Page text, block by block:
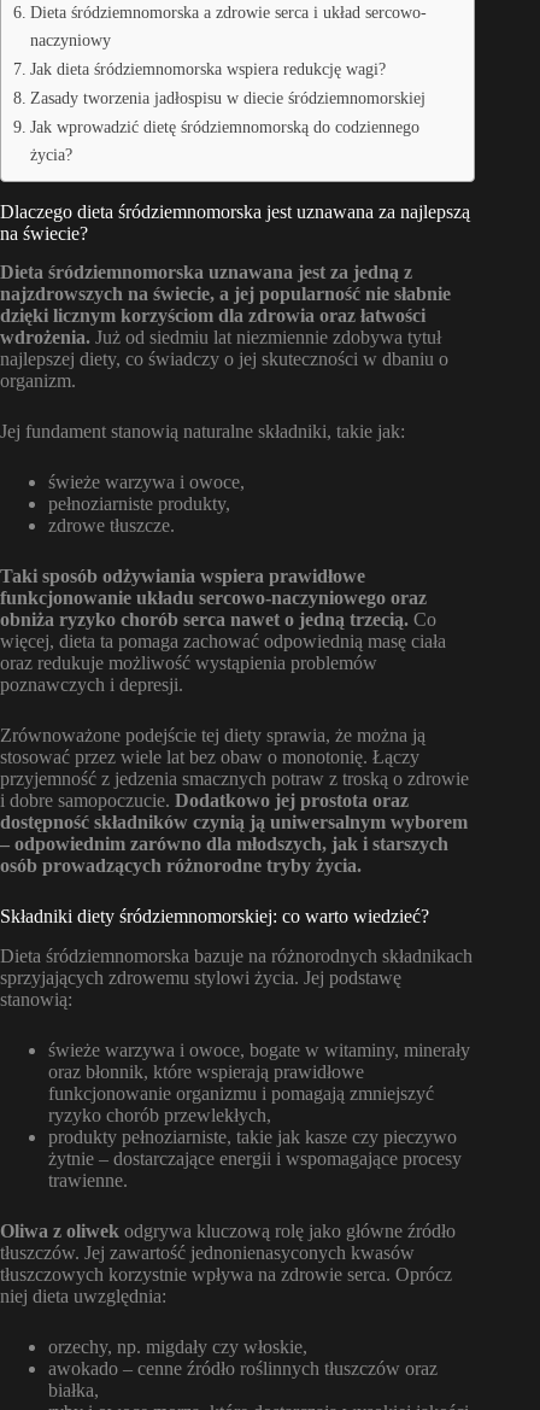
Dieta śródziemnomorska a zdrowie serca i układ sercowo-
naczyniowy
Jak dieta śródziemnomorska wspiera redukcję wagi?
Zasady tworzenia jadłospisu w diecie śródziemnomorskiej
Jak wprowadzić dietę śródziemnomorską do codziennego
życia?
Dlaczego dieta śródziemnomorska jest uznawana za najlepszą
na świecie?
Dieta śródziemnomorska uznawana jest za jedną z
najzdrowszych na świecie, a jej popularność nie słabnie
dzięki licznym korzyściom dla zdrowia oraz łatwości
wdrożenia. Już od siedmiu lat niezmiennie zdobywa tytuł
najlepszej diety, co świadczy o jej skuteczności w dbaniu o
organizm.
Jej fundament stanowią naturalne składniki, takie jak:
świeże warzywa i owoce,
pełnoziarniste produkty,
zdrowe tłuszcze.
Taki sposób odżywiania wspiera prawidłowe
funkcjonowanie układu sercowo-naczyniowego oraz
obniża ryzyko chorób serca nawet o jedną trzecią. Co
więcej, dieta ta pomaga zachować odpowiednią masę ciała
oraz redukuje możliwość wystąpienia problemów
poznawczych i depresji.
Zrównoważone podejście tej diety sprawia, że można ją
stosować przez wiele lat bez obaw o monotonię. Łączy
przyjemność z jedzenia smacznych potraw z troską o zdrowie
i dobre samopoczucie. Dodatkowo jej prostota oraz
dostępność składników czynią ją uniwersalnym wyborem
– odpowiednim zarówno dla młodszych, jak i starszych
osób prowadzących różnorodne tryby życia.
Składniki diety śródziemnomorskiej: co warto wiedzieć?
Dieta śródziemnomorska bazuje na różnorodnych składnikach
sprzyjających zdrowemu stylowi życia. Jej podstawę
stanowią:
świeże warzywa i owoce, bogate w witaminy, minerały
oraz błonnik, które wspierają prawidłowe
funkcjonowanie organizmu i pomagają zmniejszyć
ryzyko chorób przewlekłych,
produkty pełnoziarniste, takie jak kasze czy pieczywo
żytnie – dostarczające energii i wspomagające procesy
trawienne.
Oliwa z oliwek odgrywa kluczową rolę jako główne źródło
tłuszczów. Jej zawartość jednonienasyconych kwasów
tłuszczowych korzystnie wpływa na zdrowie serca. Oprócz
niej dieta uwzględnia:
orzechy, np. migdały czy włoskie,
awokado – cenne źródło roślinnych tłuszczów oraz
białka,